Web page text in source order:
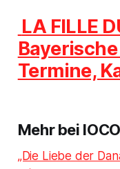
LA FILLE
Termine,
Mehr bei IOCO
„Die Liebe der